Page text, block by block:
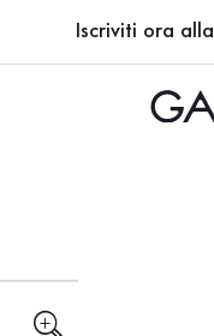
Iscriviti ora alla